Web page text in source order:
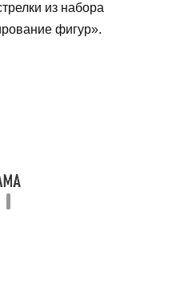
из набора
фигур».